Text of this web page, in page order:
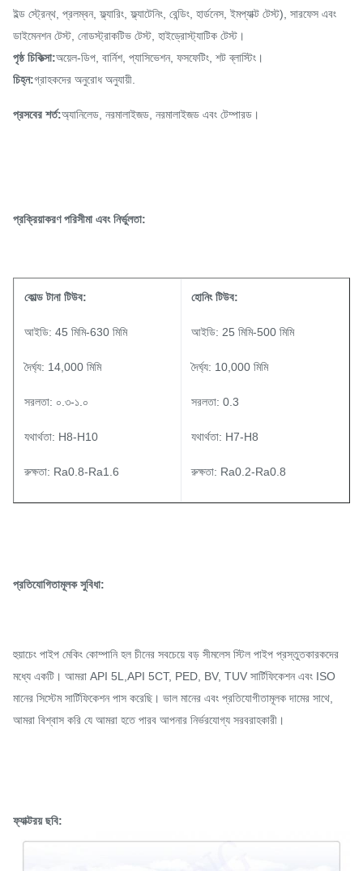
ইল্ড স্ট্রেন্থ, প্রলম্বন, ফ্ল্যারিং, ফ্ল্যাটেনিং, বেন্ডিং, হার্ডনেস, ইমপ্যাক্ট টেস্ট), সারফেস এবং
ডাইমেনশন টেস্ট, নোডস্ট্রাকটিভ টেস্ট, হাইড্রোস্ট্যাটিক টেস্ট।
পৃষ্ঠ চিকিত্সা:অয়েল-ডিপ, বার্নিশ, প্যাসিভেশন, ফসফেটিং, শট ব্লাস্টিং।
চিহ্ন:গ্রাহকদের অনুরোধ অনুযায়ী.
প্রসবের শর্ত:অ্যানিলেড, নরমালাইজড, নরমালাইজড এবং টেম্পারড।
প্রক্রিয়াকরণ পরিসীমা এবং নির্ভুলতা:
কোল্ড টানা টিউব:
আইডি: 45 মিমি-630 মিমি
দৈর্ঘ্য: 14,000 মিমি
সরলতা: ০.৩-১.০
যথার্থতা: H8-H10
রুক্ষতা: Ra0.8-Ra1.6
হোনিং টিউব:
আইডি: 25 মিমি-500 মিমি
দৈর্ঘ্য: 10,000 মিমি
সরলতা: 0.3
যথার্থতা: H7-H8
রুক্ষতা: Ra0.2-Ra0.8
প্রতিযোগিতামূলক সুবিধা:
হুয়াচেং পাইপ মেকিং কোম্পানি হল চীনের সবচেয়ে বড় সীমলেস স্টিল পাইপ প্রস্তুতকারকদের
মধ্যে একটি। আমরা API 5L,API 5CT, PED, BV, TUV সার্টিফিকেশন এবং ISO
মানের সিস্টেম সার্টিফিকেশন পাস করেছি। ভাল মানের এবং প্রতিযোগীতামূলক দামের সাথে,
আমরা বিশ্বাস করি যে আমরা হতে পারব আপনার নির্ভরযোগ্য সরবরাহকারী।
ফ্যাক্টরয় ছবি: